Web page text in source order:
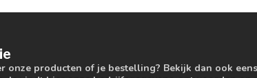
onze producten of je bestelling? Bekijk dan ook